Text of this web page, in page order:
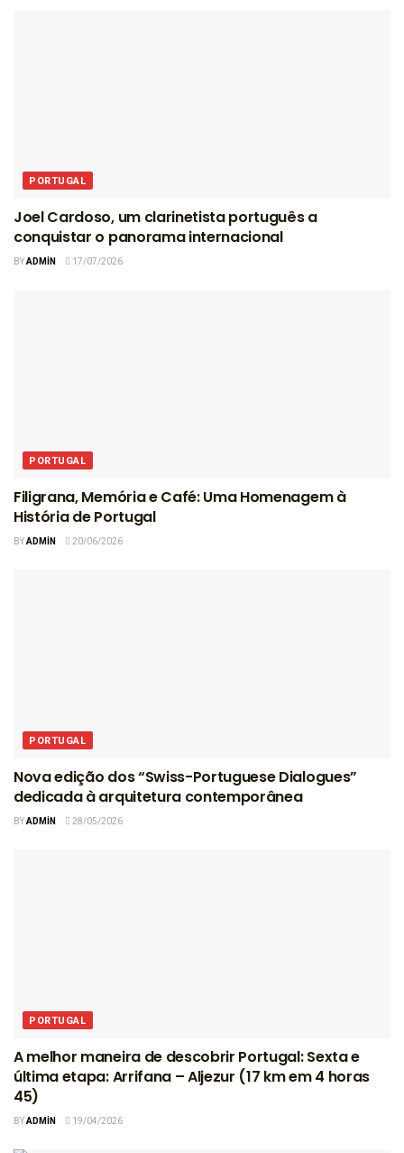
PORTUGAL
Joel Cardoso, um clarinetista português a
conquistar o panorama internacional
BYADMIN 17/07/2026
PORTUGAL
Filigrana, Memória e Café: Uma Homenagem à
História de Portugal
BYADMIN 20/06/2026
PORTUGAL
Nova edição dos “Swiss-Portuguese Dialogues”
dedicada à arquitetura contemporânea
BYADMIN 28/05/2026
PORTUGAL
A melhor maneira de descobrir Portugal: Sexta e
última etapa: Arrifana – Aljezur (17 km em 4 horas
45)
BYADMIN 19/04/2026